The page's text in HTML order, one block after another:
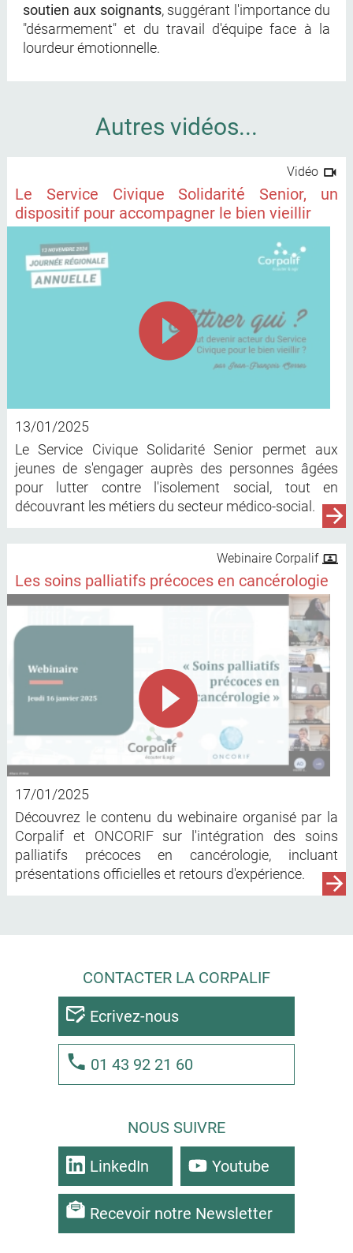
soutien aux soignants, suggérant l'importance du
"désarmement" et du travail d'équipe face à la
lourdeur émotionnelle.
Autres vidéos...
Vidéo
Le Service Civique Solidarité Senior, un
dispositif pour accompagner le bien vieillir
13/01/2025
Le Service Civique Solidarité Senior permet aux
jeunes de s'engager auprès des personnes âgées
pour lutter contre l'isolement social, tout en
découvrant les métiers du secteur médico-social.
Webinaire Corpalif
Les soins palliatifs précoces en cancérologie
17/01/2025
Découvrez le contenu du webinaire organisé par la
Corpalif et ONCORIF sur l'intégration des soins
palliatifs précoces en cancérologie, incluant
présentations officielles et retours d'expérience.
CONTACTER LA CORPALIF
Ecrivez-nous
01 43 92 21 60
NOUS SUIVRE
LinkedIn Youtube
Recevoir notre Newsletter